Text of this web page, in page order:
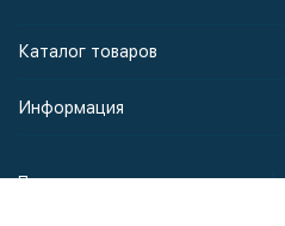
Каталог товаров
Информация
Политика персональных данных